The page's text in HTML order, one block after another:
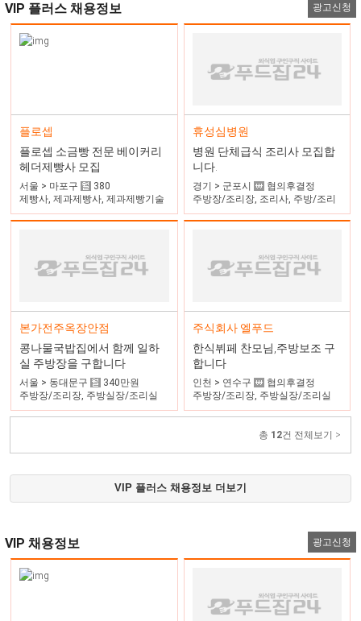
VIP 플러스 채용정보 광고신청
플로셉
플로셉 소금빵 전문 베이커리
헤더제빵사 모집
서울 > 마포구
380
제빵사, 제과제빵사, 제과제빵기술
자
휴성심병원
병원 단체급식 조리사 모집합
니다.
경기 > 군포시
협의후결정
주방장/조리장, 조리사, 주방/조리
본가전주옥장안점
콩나물국밥집에서 함께 일하
실 주방장을 구합니다
서울 > 동대문구
340만원
주방장/조리장, 주방실장/조리실
장, 조리사
주식회사 엘푸드
한식뷔페 찬모님,주방보조 구
합니다
인천 > 연수구
협의후결정
주방장/조리장, 주방실장/조리실
장, 주방과장
총 12건 전체보기 >
VIP 플러스 채용정보 더보기
VIP 채용정보 광고신청